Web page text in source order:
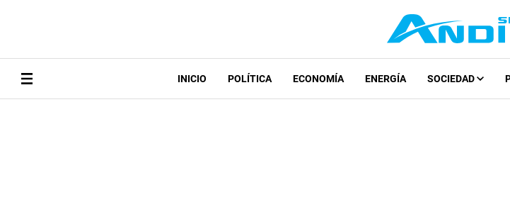
INICIO POLÍTICA ECONOMÍA ENERGÍA SOCIEDAD